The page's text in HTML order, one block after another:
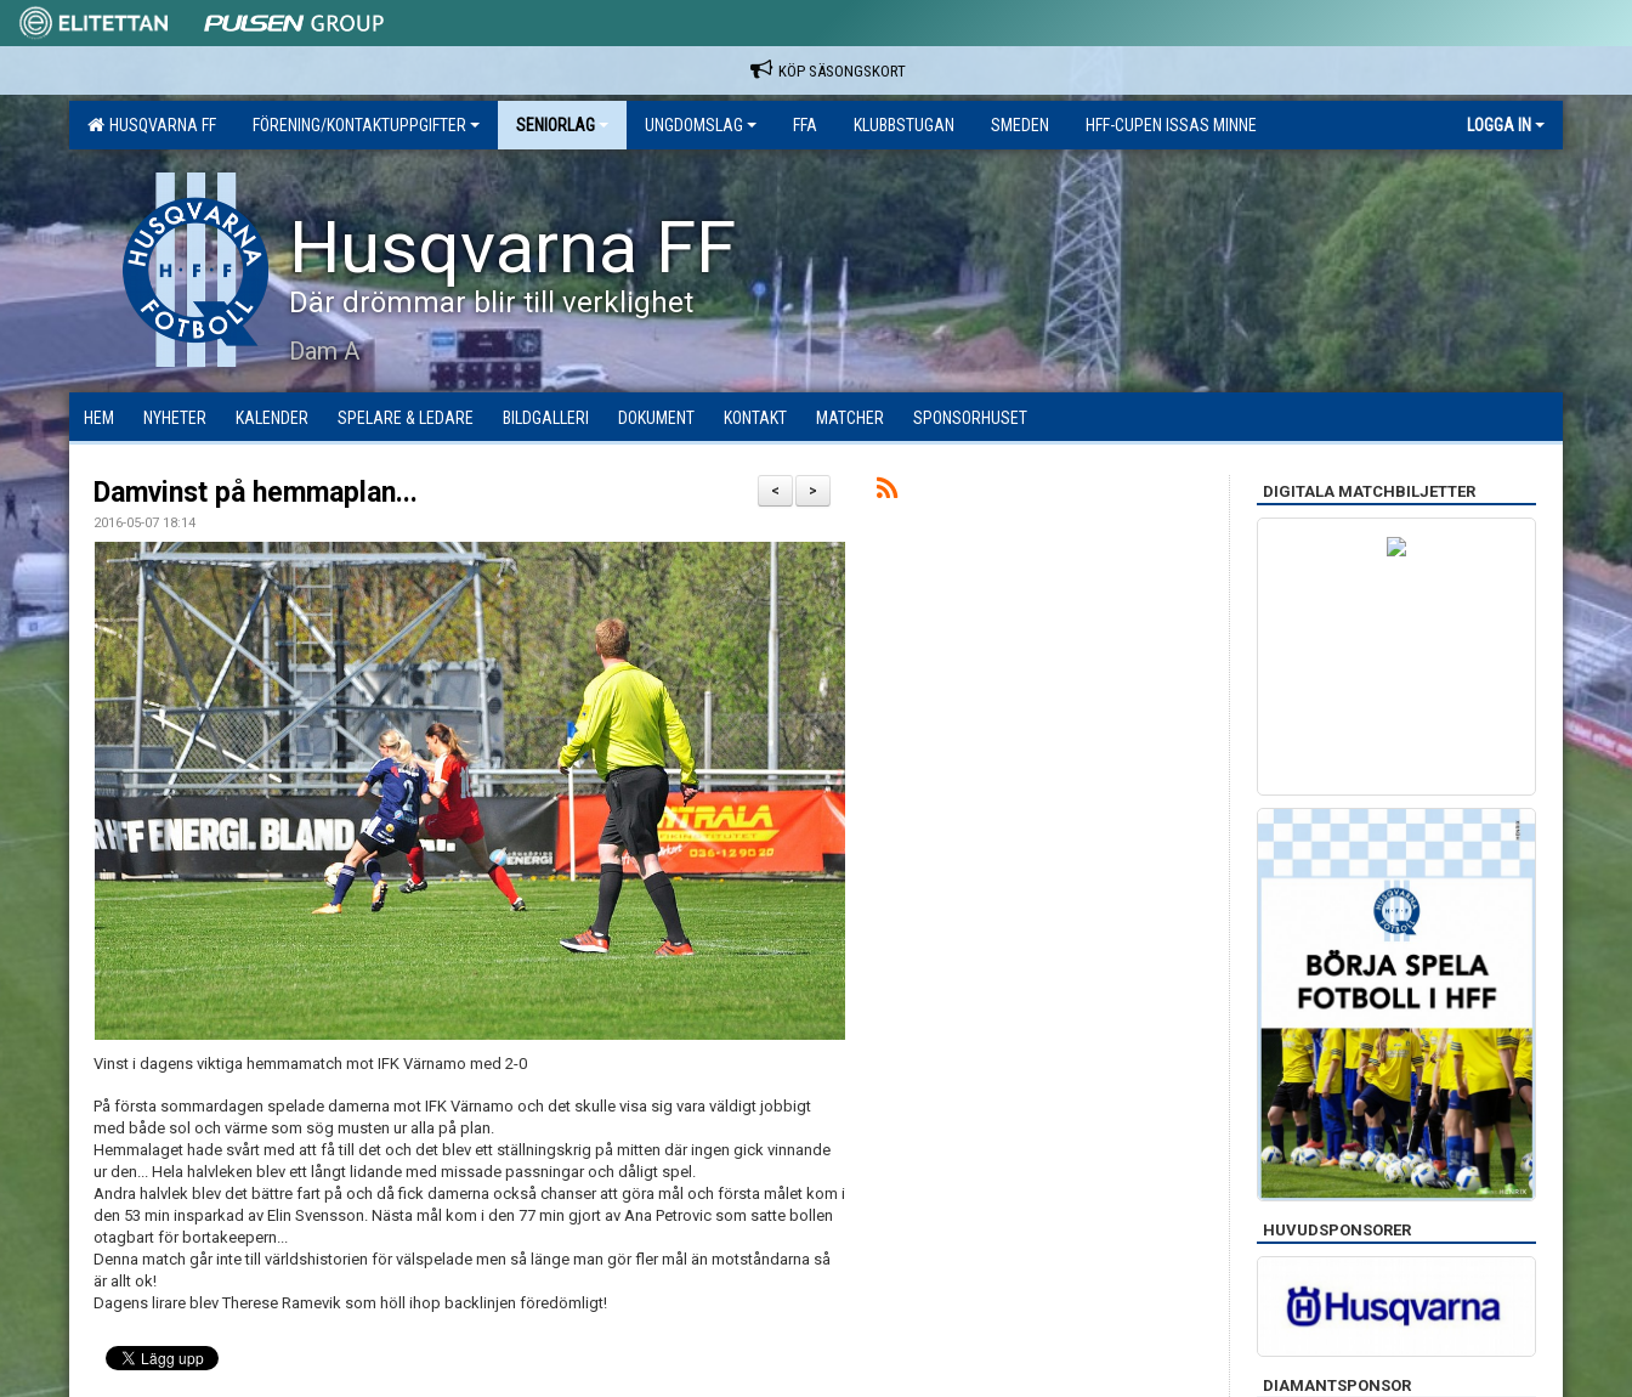
KÖP SÄSONGSKORT
HUSQVARNA FF FÖRENING/KONTAKTUPPGIFTER SENIORLAG UNGDOMSLAG FFA KLUBBSTUGAN SMEDEN HFF-CUPEN ISSAS MINNE LOGGA IN
Husqvarna FF
Där drömmar blir till verklighet
Dam A
HEM NYHETER KALENDER SPELARE & LEDARE BILDGALLERI DOKUMENT KONTAKT MATCHER SPONSORHUSET
>
<
Damvinst på hemmaplan...
2016-05-07 18:14
Vinst i dagens viktiga hemmamatch mot IFK Värnamo med 2-0
På första sommardagen spelade damerna mot IFK Värnamo och det skulle visa sig vara väldigt jobbigt
med både sol och värme som sög musten ur alla på plan.
Hemmalaget hade svårt med att få till det och det blev ett ställningskrig på mitten där ingen gick vinnande
ur den... Hela halvleken blev ett långt lidande med missade passningar och dåligt spel.
Andra halvlek blev det bättre fart på och då fick damerna också chanser att göra mål och första målet kom i
den 53 min insparkad av Elin Svensson. Nästa mål kom i den 77 min gjort av Ana Petrovic som satte bollen
otagbart för bortakeepern...
Denna match går inte till världshistorien för välspelade men så länge man gör fler mål än motståndarna så
är allt ok!
Dagens lirare blev Therese Ramevik som höll ihop backlinjen föredömligt!
DIGITALA MATCHBILJETTER
HUVUDSPONSORER
DIAMANTSPONSOR